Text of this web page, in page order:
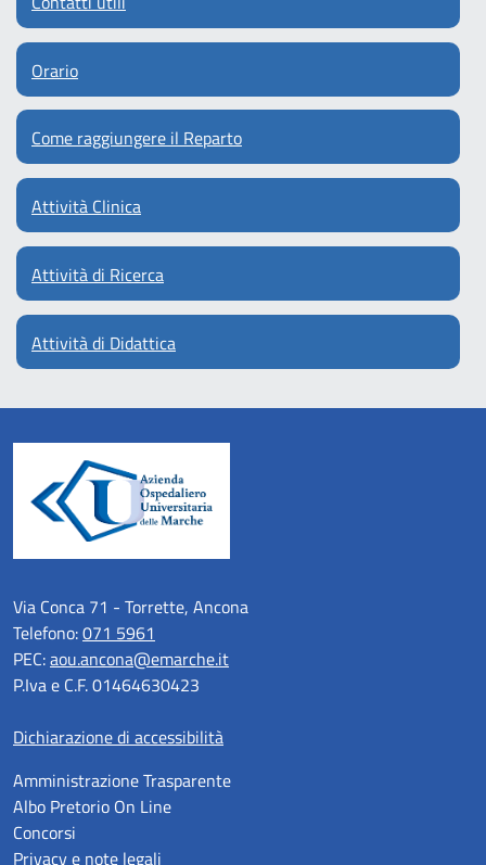
Orario
Come raggiungere il Reparto
Attività Clinica
Attività di Ricerca
Attività di Didattica
Via Conca 71 - Torrette, Ancona
Telefono:071 5961
PEC:aou.ancona@emarche.it
P.Iva e C.F. 01464630423
Dichiarazione di accessibilità
Amministrazione Trasparente
Albo Pretorio On Line
Concorsi
Privacy e note legali